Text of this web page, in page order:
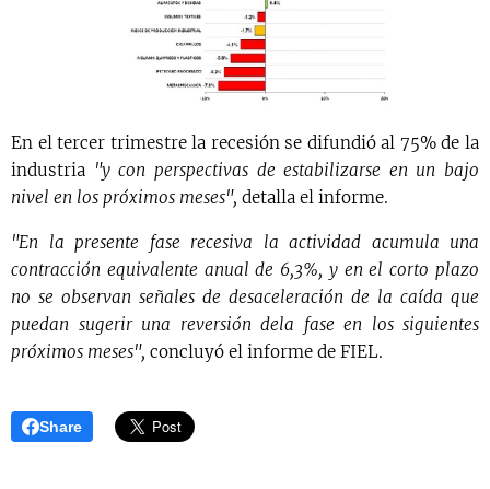
En el tercer trimestre la recesión se difundió al 75% de la
industria "y con perspectivas de estabilizarse en un bajo
nivel en los próximos meses", detalla el informe.
"En la presente fase recesiva la actividad acumula una
contracción equivalente anual de 6,3%, y en el corto plazo
no se observan señales de desaceleración de la caída que
puedan sugerir una reversión dela fase en los siguientes
próximos meses", concluyó el informe de FIEL.
Share